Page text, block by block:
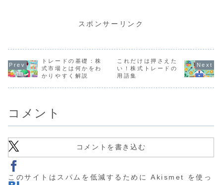
グ、データの不整
合、通信エラーへ
た短期戦略を選ぶ
ためのポイントを
スポンサーリンク
トレードの基礎：株
式市場とは何かをわ
かりやすく解説
これだけは押さえた
い！株式トレードの
用語集
コメント
コメントを書き込む
このサイトはスパムを低減するために Akismet を使っ